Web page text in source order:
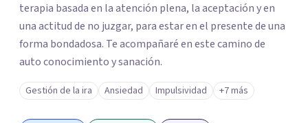
terapia basada en la atención plena, la aceptación y en
una actitud de no juzgar, para estar en el presente de una
forma bondadosa. Te acompañaré en este camino de
auto conocimiento y sanación.
Gestión de la ira Ansiedad Impulsividad +7 más